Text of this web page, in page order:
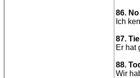
86.
Ich
87.
Er hat
88.
Wir